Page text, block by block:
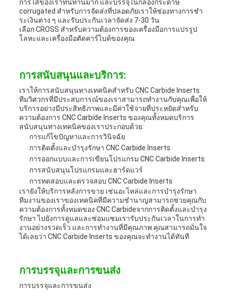
การใส่ของเราทนทานมาก และบรรจุในกล่องกระดาษ
corrugated สําหรับการจัดส่งที่ปลอดภัยเราให้ช่องทางการชํา
ระเงินต่าง ๆ และรับประกันเวลาจัดส่ง 7-30 วัน
เลือก CROSS สําหรับความต้องการของเครื่องมือการแปรรูป
โลหะและเครื่องมือตัดคาร์ไบด์ของคุณ
การสนับสนุนและบริการ:
เราให้การสนับสนุนทางเทคนิคสําหรับ CNC Carbide Inserts
ทีมวิศวกรที่มีประสบการณ์ของเราสามารถทํางานกับคุณเพื่อให้
บริการอย่างมีประสิทธิภาพและมีค่าใช้จ่ายที่ประหยัดสําหรับ
ความต้องการ CNC Carbide Inserts ของคุณทั้งหมดบริการ
สนับสนุนทางเทคนิคของเราประกอบด้วย:
การแก้ไขปัญหาและการวินิจฉัย
การติดตั้งและบํารุงรักษา CNC Carbide Inserts
การออกแบบและการเขียนโปรแกรม CNC Carbide Inserts
การสนับสนุนโปรแกรมและฮาร์ดแวร์
การทดสอบและตรวจสอบ CNC Carbide Inserts
เรายังให้บริการหลังการขาย เช่นอะไหล่และการบํารุงรักษา
ทีมงานของเราของเทคนิคที่มีความชํานาญสามารถช่วยคุณกับ
ความต้องการทั้งหมดของ CNC Carbideจากการติดตั้งและบํารุง
รักษา ไปยังการดูแลและซ่อมแซมเรารับประกันเวลาในการทํา
งานอย่างรวดเร็ว และการทํางานที่มีคุณภาพ คุณสามารถมั่นใจ
ได้เลยว่า CNC Carbide Inserts ของคุณจะทํางานได้ทันที
การบรรจุและการขนส่ง
การบรรจุและการขนส่ง